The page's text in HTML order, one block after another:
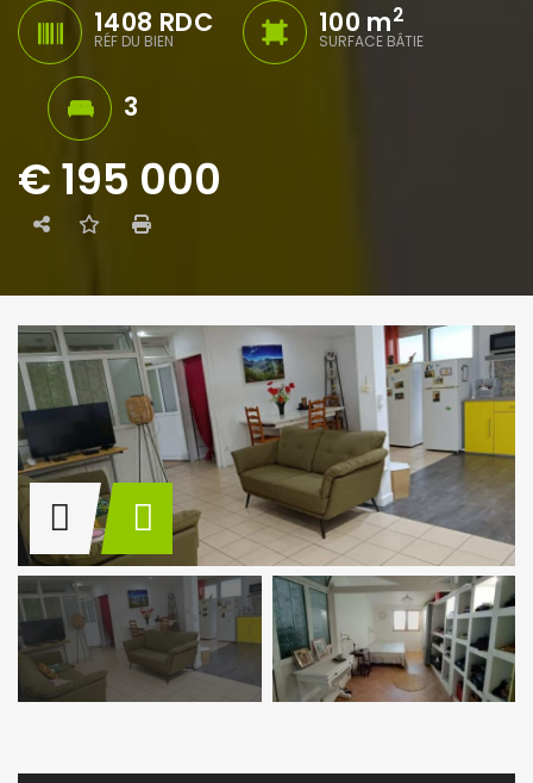
1408 RDC
RÉF DU BIEN
100 m2
SURFACE BÂTIE
3
€ 195 000